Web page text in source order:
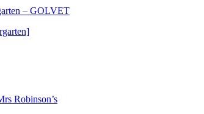
– GOLVET
Robinson’s